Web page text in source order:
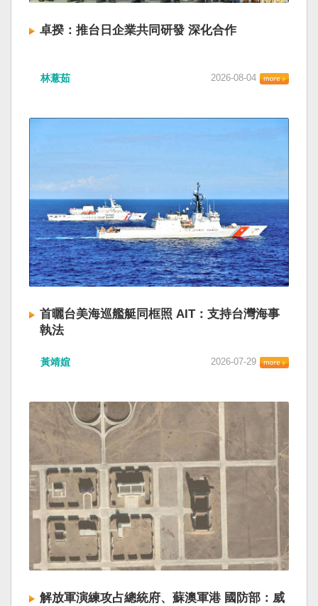
卓揆：推台日企業共同研發 深化合作
林薏茹 2026-08-04
首曬台美海巡艦艇同框照 AIT：支持台灣海事
執法
黃靖媗 2026-07-29
解放軍演練攻占總統府、蘇澳軍港 國防部：威